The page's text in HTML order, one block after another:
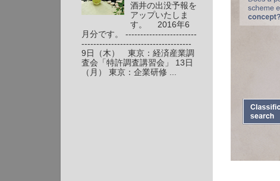
酒井の出没予報を
アップいたしま
す。 2016年6
月分です。 ------------------------
-------------------------------------
9日（木） 東京：経済産業調
査会「特許調査講習会」 13日
（月） 東京：企業研修 ...